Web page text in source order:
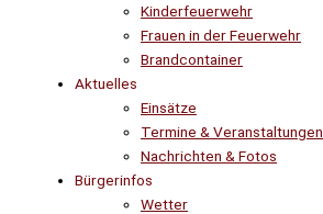
Kinderfeuerwehr
Frauen in der Feuerwehr
Brandcontainer
Aktuelles
Einsätze
Termine & Veranstaltungen
Nachrichten & Fotos
Bürgerinfos
Wetter